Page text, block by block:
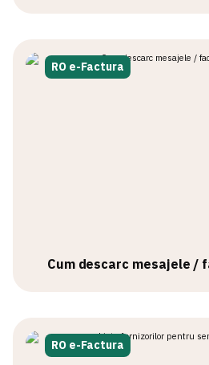
RO e-Factura
Cum descarc mesajele /
RO e-Factura